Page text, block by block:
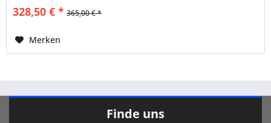
328,50 € * 365,00 € *
Merken
Finde uns